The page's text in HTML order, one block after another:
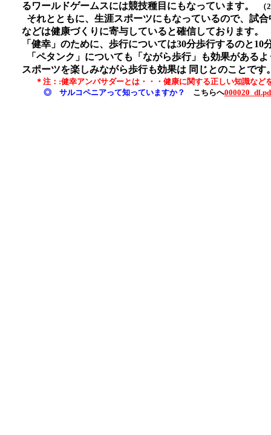
るワールドゲームスには競技種目にもなっています。
それとともに、生涯スポーツにもなっているので、試合
などは健康づくりに寄与していると確信しております。
「健幸」のために、歩行については30分歩行するのと10
「ペタンク」についても「ながら歩行」も効果があるよ
スポーツを楽しみながら歩行も効果は 同じとのことです
＊注：:健幸アンバサダーとは・・・健康に関する正しい知識など
◎ サルコペニアって知っていますか？ こちらへ